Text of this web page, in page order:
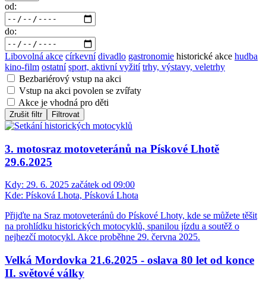
od:
do:
Libovolná akce církevní divadlo gastronomie historické akce hudba
kino-film ostatní sport, aktivní vyžití trhy, výstavy, veletrhy
Bezbariérový vstup na akci
Vstup na akci povolen se zvířaty
Akce je vhodná pro děti
Zrušit filtr Filtrovat
3. motosraz motoveteránů na Pískové Lhotě
29.6.2025
Kdy: 29. 6. 2025 začátek od 09:00
Kde: Písková Lhota, Písková Lhota
Přijďte na Sraz motoveteránů do Pískové Lhoty, kde se můžete těšit
na prohlídku historických motocyklů, spanilou jízdu a soutěž o
nejhezčí motocykl. Akce proběhne 29. června 2025.
Velká Mordovka 21.6.2025 - oslava 80 let od konce
II. světové války